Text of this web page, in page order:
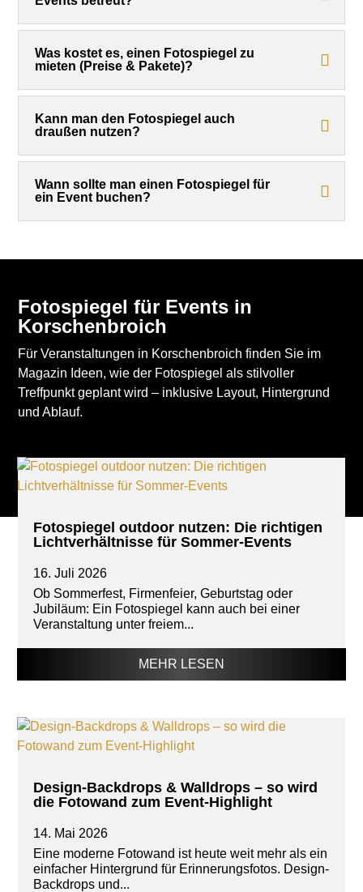
Was kostet es, einen Fotospiegel zu
mieten (Preise & Pakete)?
Kann man den Fotospiegel auch
draußen nutzen?
Wann sollte man einen Fotospiegel für
ein Event buchen?
Fotospiegel für Events in
Korschenbroich
Für Veranstaltungen in Korschenbroich finden Sie im
Magazin Ideen, wie der Fotospiegel als stilvoller
Treffpunkt geplant wird – inklusive Layout, Hintergrund
und Ablauf.
Fotospiegel outdoor nutzen: Die richtigen
Lichtverhältnisse für Sommer-Events
16. Juli 2026
Ob Sommerfest, Firmenfeier, Geburtstag oder
Jubiläum: Ein Fotospiegel kann auch bei einer
Veranstaltung unter freiem...
MEHR LESEN
Design-Backdrops & Walldrops – so wird
die Fotowand zum Event-Highlight
14. Mai 2026
Eine moderne Fotowand ist heute weit mehr als ein
einfacher Hintergrund für Erinnerungsfotos. Design-
Backdrops und...